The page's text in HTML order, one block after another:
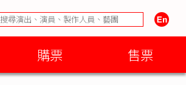
購票 售票